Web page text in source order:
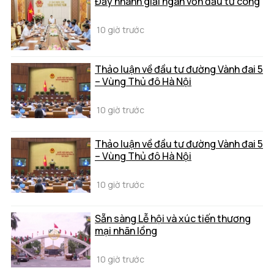
10 giờ trước
Thảo luận về đầu tư đường Vành đai 5
– Vùng Thủ đô Hà Nội
10 giờ trước
Thảo luận về đầu tư đường Vành đai 5
– Vùng Thủ đô Hà Nội
10 giờ trước
Sẵn sàng Lễ hội và xúc tiến thương
mại nhãn lồng
10 giờ trước